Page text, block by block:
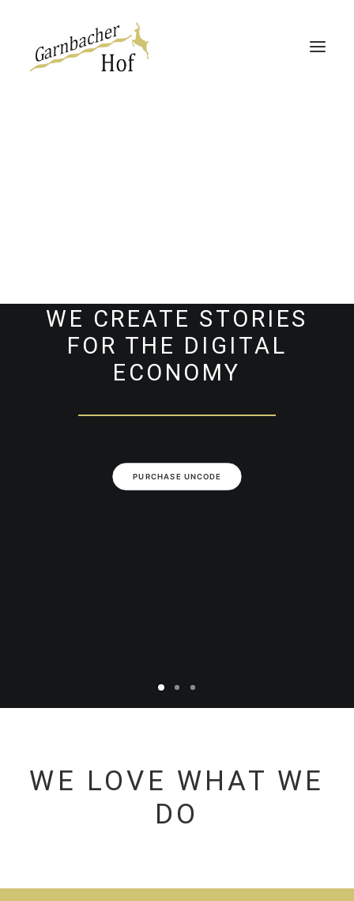
WE CREATE STORIES
FOR THE DIGITAL
ECONOMY
PURCHASE UNCODE
WE LOVE WHAT WE
DO